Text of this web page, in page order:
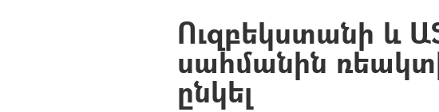
Ուզբեկստանի և
սահմանին
ընկել